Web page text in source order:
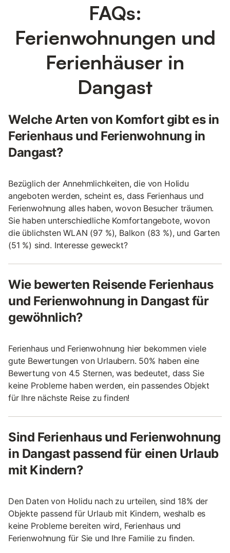
FAQs:
Ferienwohnungen und
Ferienhäuser in
Dangast
Welche Arten von Komfort gibt es in
Ferienhaus und Ferienwohnung in
Dangast?
Bezüglich der Annehmlichkeiten, die von Holidu
angeboten werden, scheint es, dass Ferienhaus und
Ferienwohnung alles haben, wovon Besucher träumen.
Sie haben unterschiedliche Komfortangebote, wovon
die üblichsten WLAN (97 %), Balkon (83 %), und Garten
(51 %) sind. Interesse geweckt?
Wie bewerten Reisende Ferienhaus
und Ferienwohnung in Dangast für
gewöhnlich?
Ferienhaus und Ferienwohnung hier bekommen viele
gute Bewertungen von Urlaubern. 50% haben eine
Bewertung von 4.5 Sternen, was bedeutet, dass Sie
keine Probleme haben werden, ein passendes Objekt
für Ihre nächste Reise zu finden!
Sind Ferienhaus und Ferienwohnung
in Dangast passend für einen Urlaub
mit Kindern?
Den Daten von Holidu nach zu urteilen, sind 18% der
Objekte passend für Urlaub mit Kindern, weshalb es
keine Probleme bereiten wird, Ferienhaus und
Ferienwohnung für Sie und Ihre Familie zu finden.